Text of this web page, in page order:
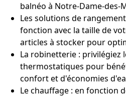
balnéo à Notre-Dame-des-
Les solutions de
fonction avec la taille de
articles à stocker pour
La robinetterie : privilégiez
thermostatiques pour
confort et d'économies
Le chauffage : en fonction